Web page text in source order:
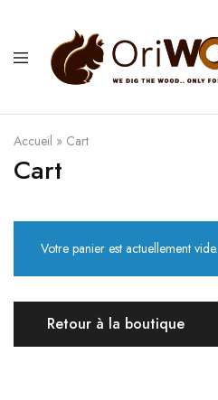
Dig
Wood
Accueil » Cart
Cart
Votre panier est actuellement vide.
Retour à la boutique